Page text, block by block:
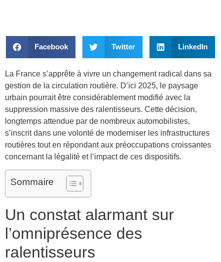
Facebook Twitter LinkedIn
La France s’apprête à vivre un changement radical dans sa
gestion de la circulation routière. D’ici 2025, le paysage
urbain pourrait être considérablement modifié avec la
suppression massive des ralentisseurs. Cette décision,
longtemps attendue par de nombreux automobilistes,
s’inscrit dans une volonté de moderniser les infrastructures
routières tout en répondant aux préoccupations croissantes
concernant la légalité et l’impact de ces dispositifs.
Sommaire
Un constat alarmant sur
l’omniprésence des
ralentisseurs